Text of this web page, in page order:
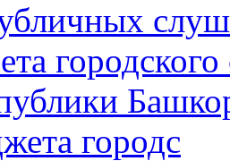
городс